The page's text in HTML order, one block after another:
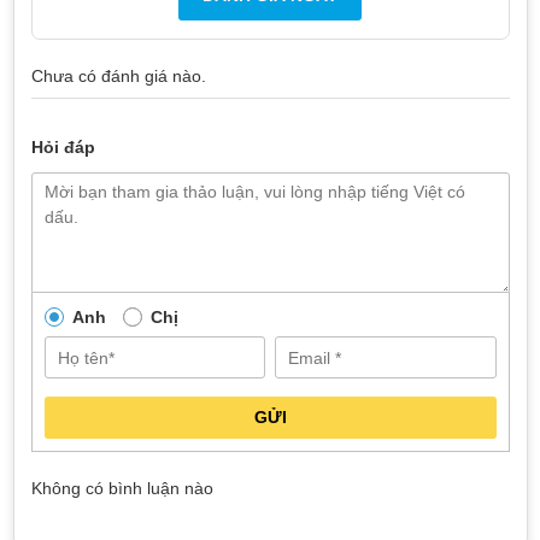
Pin chính hãng Pisen:Đây là loại pin có lõi polymer, sạc
nhanh vào pin, dung lượng tương đương pin zin mà giá
thành lại phải chăng.
nhanh và ổn định.
Pin chính hãng Remax:Thời lượng sử dụng lâu bền nhờ
trang bị chip Amprius, giá sản phẩm phù hợp với nhiều đối
Chưa có đánh giá nào.
Hỏi đáp
Anh Chị
GỬI
Không có bình luận nào